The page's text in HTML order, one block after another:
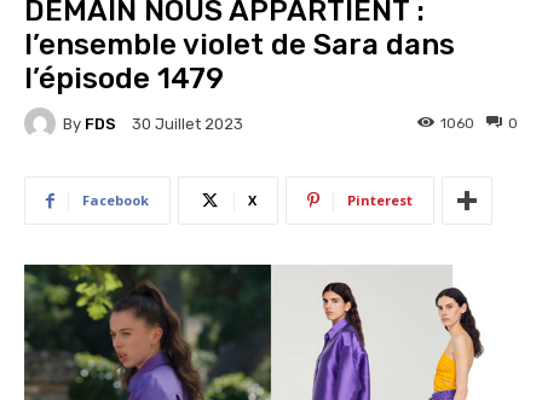
DEMAIN NOUS APPARTIENT :
l’ensemble violet de Sara dans
l’épisode 1479
By FDS 30 Juillet 2023 0
1060
Facebook X Pinterest